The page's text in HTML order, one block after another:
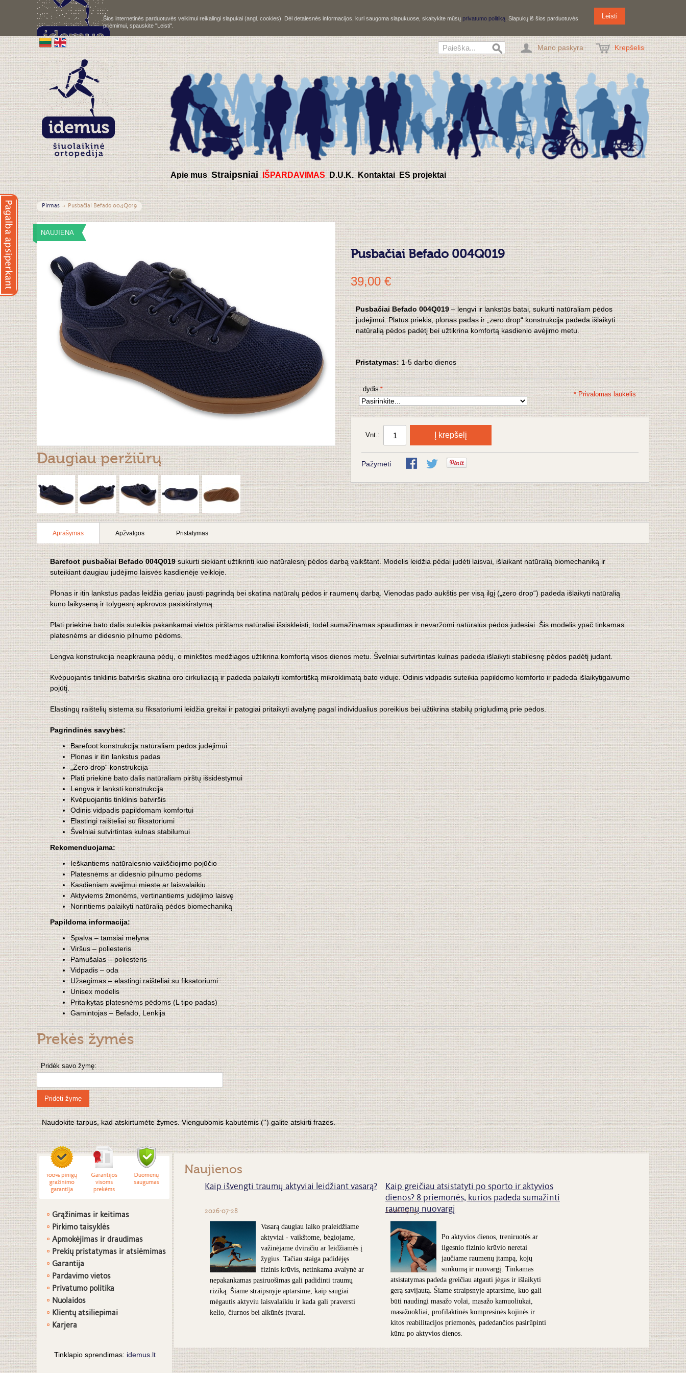
Šios internetinės parduotuvės veikimui reikalingi slapukai (angl. cookies). Dėl detalesnės informacijos, kuri saugoma slapukuose, skaitykite mūsų privatumo politiką . Slapukų iš šios parduotuvės
priėmimui, spauskite "Leisti".
Leisti
Mano paskyra Krepšelis
Apie mus Straipsniai IŠPARDAVIMAS D.U.K. Kontaktai ES projektai
Pirmas Pusbačiai Befado 004Q019
NAUJIENA
Daugiau peržiūrų
Pusbačiai Befado 004Q019
39,00 €
Pusbačiai Befado 004Q019– lengvi ir lankstūs batai, sukurti natūraliam pėdos
judėjimui. Platus priekis, plonas padas ir „zero drop“ konstrukcija padeda išlaikyti
natūralią pėdos padėtį bei užtikrina komfortą kasdienio avėjimo metu.
Pristatymas:1-5 darbo dienos
dydis
* Privalomas laukelis
Vnt.: Į krepšelį
Pažymėti
Aprašymas Apžvalgos Pristatymas
Barefoot pusbačiai Befado 004Q019sukurti siekiant užtikrinti kuo natūralesnį pėdos darbą vaikštant. Modelis leidžia pėdai judėti laisvai, išlaikant natūralią biomechaniką ir
suteikiant daugiau judėjimo laisvės kasdienėje veikloje.
Plonas ir itin lankstus padas leidžia geriau jausti pagrindą bei skatina natūralų pėdos ir raumenų darbą. Vienodas pado aukštis per visą ilgį („zero drop“) padeda išlaikyti natūralią
kūno laikyseną ir tolygesnį apkrovos pasiskirstymą.
Plati priekinė bato dalis suteikia pakankamai vietos pirštams natūraliai išsiskleisti, todėl sumažinamas spaudimas ir nevaržomi natūralūs pėdos judesiai. Šis modelis ypač tinkamas
platesnėms ar didesnio pilnumo pėdoms.
Lengva konstrukcija neapkrauna pėdų, o minkštos medžiagos užtikrina komfortą visos dienos metu. Švelniai sutvirtintas kulnas padeda išlaikyti stabilesnę pėdos padėtį judant.
Kvėpuojantis tinklinis batviršis skatina oro cirkuliaciją ir padeda palaikyti komfortišką mikroklimatą bato viduje. Odinis vidpadis suteikia papildomo komforto ir padeda išlaikytigaivumo
pojūtį.
Elastingų raištelių sistema su fiksatoriumi leidžia greitai ir patogiai pritaikyti avalynę pagal individualius poreikius bei užtikrina stabilų prigludimą prie pėdos.
Pagrindinės savybės:
Barefoot konstrukcija natūraliam pėdos judėjimui
Plonas ir itin lankstus padas
„Zero drop“ konstrukcija
Plati priekinė bato dalis natūraliam pirštų išsidėstymui
Lengva ir lanksti konstrukcija
Kvėpuojantis tinklinis batviršis
Odinis vidpadis papildomam komfortui
Elastingi raišteliai su fiksatoriumi
Švelniai sutvirtintas kulnas stabilumui
Rekomenduojama:
Ieškantiems natūralesnio vaikščiojimo pojūčio
Platesnėms ar didesnio pilnumo pėdoms
Kasdieniam avėjimui mieste ar laisvalaikiu
Aktyviems žmonėms, vertinantiems judėjimo laisvę
Norintiems palaikyti natūralią pėdos biomechaniką
Papildoma informacija:
Spalva – tamsiai mėlyna
Viršus – poliesteris
Pamušalas – poliesteris
Vidpadis – oda
Užsegimas – elastingi raišteliai su fiksatoriumi
Unisex modelis
Pritaikytas platesnėms pėdoms (L tipo padas)
Gamintojas – Befado, Lenkija
Prekės žymės
Pridėk savo žymę:
Pridėti žymę
Naudokite tarpus, kad atskirtumėte žymes. Viengubomis kabutėmis ('') galite atskirti frazes.
Grąžinimas ir keitimas
Pirkimo taisyklės
Apmokėjimas ir draudimas
Prekių pristatymas ir atsiėmimas
Garantija
Pardavimo vietos
Privatumo politika
Nuolaidos
Klientų atsiliepimai
Karjera
Tinklapio sprendimas: idemus.lt
Naujienos
Kaip išvengti traumų aktyviai leidžiant vasarą?
2026-07-28
Vasarą daugiau laiko praleidžiame
aktyviai - vaikštome, bėgiojame,
važinėjame dviračiu ar leidžiamės į
žygius. Tačiau staiga padidėjęs
fizinis krūvis, netinkama avalynė ar
nepakankamas pasiruošimas gali padidinti traumų
riziką. Šiame straipsnyje aptarsime, kaip saugiai
mėgautis aktyviu laisvalaikiu ir kada gali praversti
kelio, čiurnos bei alkūnės įtvarai.
Kaip greičiau atsistatyti po sporto ir aktyvios
dienos? 8 priemonės, kurios padeda sumažinti
raumenų nuovargį
2026-07-15
Po aktyvios dienos, treniruotės ar
ilgesnio fizinio krūvio neretai
jaučiame raumenų įtampą, kojų
sunkumą ir nuovargį. Tinkamas
atsistatymas padeda greičiau atgauti jėgas ir išlaikyti
gerą savijautą. Šiame straipsnyje aptarsime, kuo gali
būti naudingi masažo volai, masažo kamuoliukai,
masažuokliai, profilaktinės kompresinės kojinės ir
kitos reabilitacijos priemonės, padedančios pasirūpinti
kūnu po aktyvios dienos.